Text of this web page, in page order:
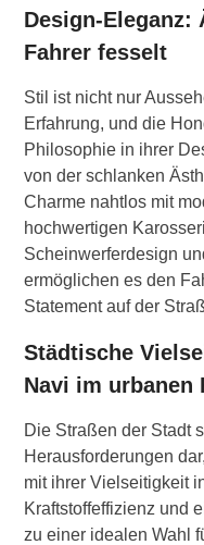
Design-Eleganz:
Fahrer fesselt
Stil ist nicht nur
Erfahrung, und die
Philosophie in ihrer
von der schlanken
Charme nahtlos mit
hochwertigen
Scheinwerferdesign
ermöglichen es den
Statement auf der
Städtische
Navi im
Die Straßen der Stadt
Herausforderungen
mit ihrer Vielseitigkeit
Kraftstoffeffizienz und
zu einer idealen Wahl